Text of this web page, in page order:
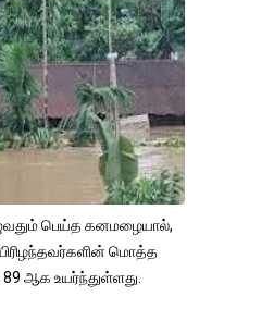
பெய்த கனமழையால்,
மொத்த
ஆக உயர்ந்துள்ளது.